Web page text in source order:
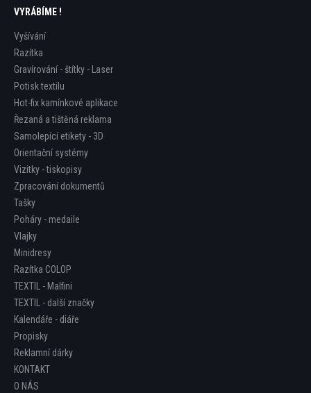
VYRÁBÍME !
Vyšívání
Razítka
Gravírování - štítky - Laser
Potisk textilu
Hot-fix kamínkové aplikace
Řezaná a tištěná reklama
Samolepící etikety - 3D
Orientační systémy
Vizitky - tiskopisy
Zpracování dokumentů
Tašky
Poháry - medaile
Vlajky
Minidresy
Razítka COLOP
TEXTIL - Malfini
TEXTIL - další značky
Kalendáře - diáře
Propisky
Reklamní dárky
KONTAKT
O NÁS